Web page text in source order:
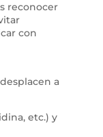
reconocer
con
a
etc.) y